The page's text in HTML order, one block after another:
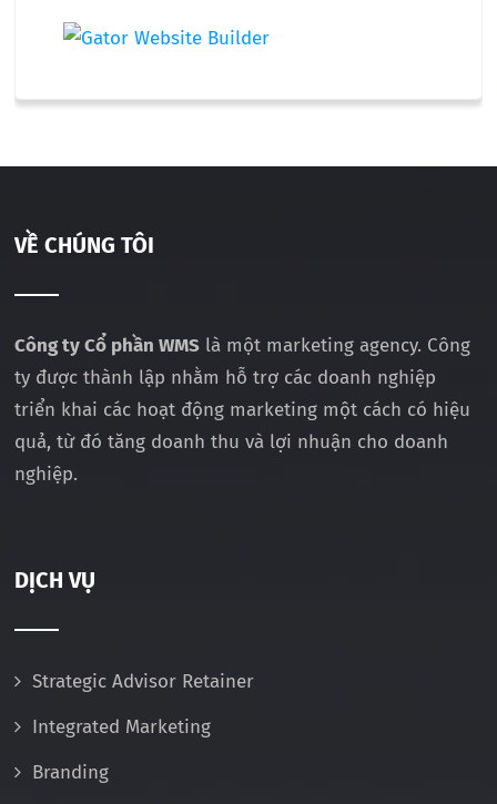
VỀ CHÚNG TÔI
Công ty Cổ phần WMS là một marketing agency. Công
ty được thành lập nhằm hỗ trợ các doanh nghiệp
triển khai các hoạt động marketing một cách có hiệu
quả, từ đó tăng doanh thu và lợi nhuận cho doanh
nghiệp.
DỊCH VỤ
Strategic Advisor Retainer
Integrated Marketing
Branding